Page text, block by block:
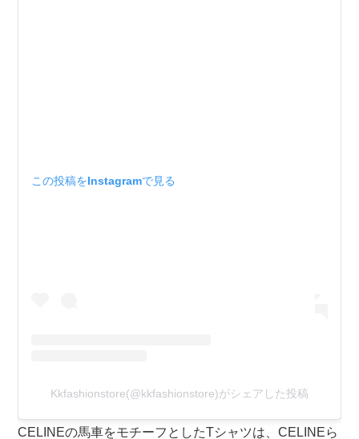
この投稿をInstagramで見る
Kkfashionstore(@kkfashionstore)がシェアした投稿
CELINEの馬車をモチーフとしたTシャツは、CELINEら